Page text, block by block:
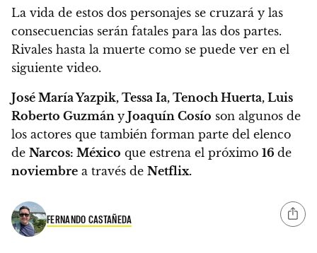
La vida de estos dos personajes se cruzará y las
consecuencias serán fatales para las dos partes.
Rivales hasta la muerte como se puede ver en el
siguiente video.
José María Yazpik, Tessa Ia, Tenoch Huerta, Luis
Roberto Guzmán y Joaquín Cosío son algunos de
los actores que también forman parte del elenco
de Narcos: México que estrena el próximo 16 de
noviembre a través de Netflix.
FERNANDO CASTAÑEDA